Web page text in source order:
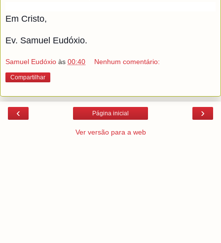
Em Cristo,
Ev. Samuel Eudóxio.
Samuel Eudóxio às 00:40 Nenhum comentário:
Compartilhar
‹ ›
Página inicial
Ver versão para a web